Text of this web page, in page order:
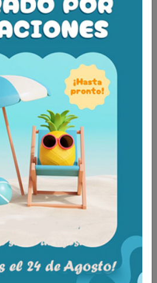
valoraciones para este
producto.